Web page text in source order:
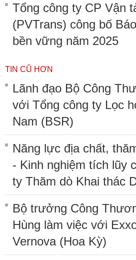
Tổng công ty CP Vận
(PVTrans) công bố
bền vững năm 2025
TIN CŨ HƠN
Lãnh đạo Bộ Công
với Tổng công ty Lọc
Nam (BSR)
Năng lực địa chất,
- Kinh nghiệm tích lũy
ty Thăm dò Khai thác
Bộ trưởng Công
Hùng làm việc với
Vernova (Hoa Kỳ)